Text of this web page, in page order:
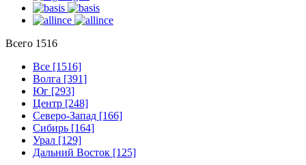
Всего 1516
Все [1516]
Волга [391]
Юг [293]
Центр [248]
Северо-Запад [166]
Сибирь [164]
Урал [129]
Дальний Восток [125]